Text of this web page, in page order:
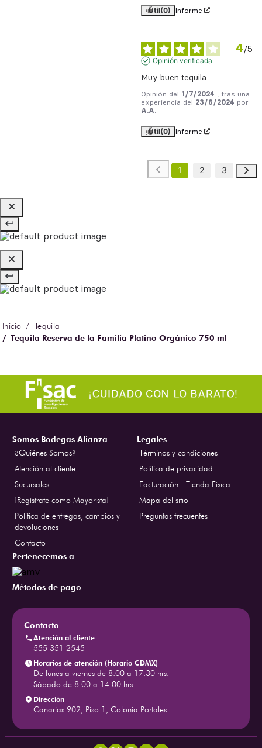
Útil(0) Informe
4/5
Opinión verificada
Muy buen tequila
Opinión del 1/7/2024
, tras una
experiencia del 23/6/2024 por
A.A.
Útil(0) Informe
1 2 3
Tequila
Tequila Reserva de la Familia Platino Orgánico 750 ml
Somos Bodegas Alianza
¿Quiénes Somos?
Atención al cliente
Sucursales
¡Regístrate como Mayorista!
Politica de entregas, cambios y
devoluciones
Contacto
Legales
Términos y condiciones
Política de privacidad
Facturación - Tienda Física
Mapa del sitio
Preguntas frecuentes
Pertenecemos a
Métodos de pago
Contacto
Atención al cliente
555 351 2545
Horarios de atención (Horario CDMX)
De lunes a viernes de 8:00 a 17:30 hrs.
Sábado de 8:00 a 14:00 hrs.
Dirección
Canarias 902, Piso 1, Colonia Portales